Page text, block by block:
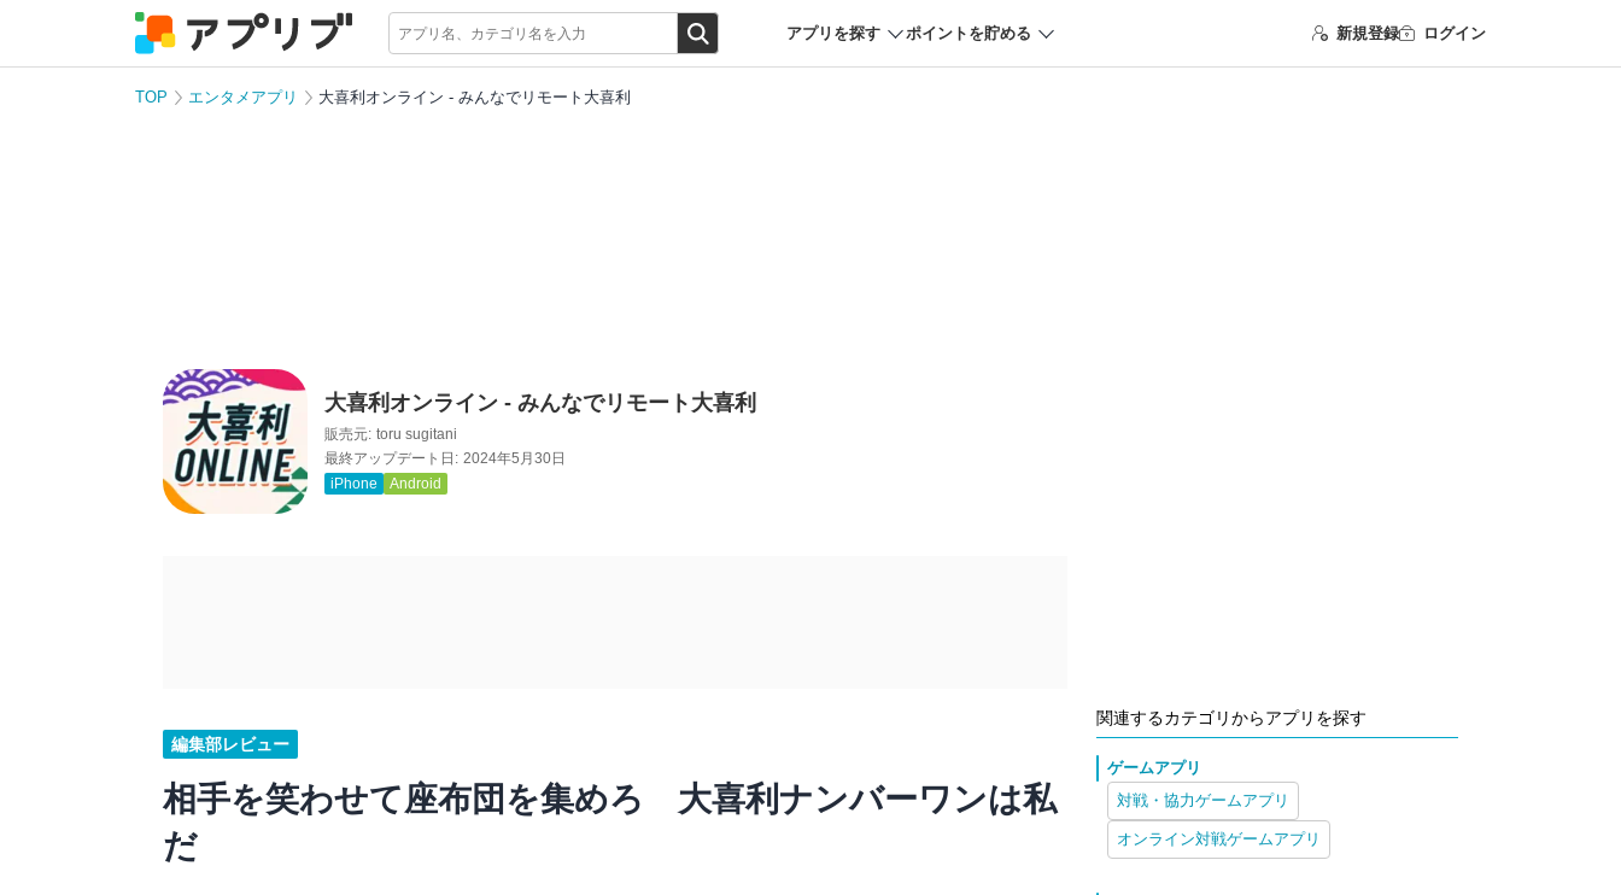
アプリを探す ポイントを貯める 新規登録 ログイン
TOP エンタメアプリ 大喜利オンライン - みんなでリモート大喜利
大喜利オンライン - みんなでリモート大喜利
販売元: toru sugitani
最終アップデート日: 2024年5月30日
iPhone
Android
編集部レビュー
相手を笑わせて座布団を集めろ 大喜利ナンバーワンは私
だ
関連するカテゴリからアプリを探す
ゲームアプリ
対戦・協力ゲームアプリ
オンライン対戦ゲームアプリ